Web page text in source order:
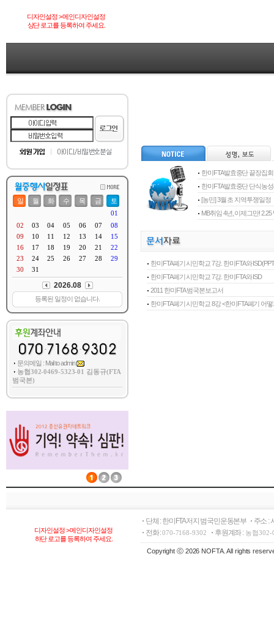
디자인설정 > 메인디자인설정
상단 로고를 등록하여 주세요.
문의메일 : Mail to admin
농협302-0469-5323-01 김동규(FTA
범국본)
한미FTA발효중단 끝장집회
한미FTA발효중단 단식농
[농민] 3월 초 지역투쟁일정
MB취임 4년, 이제그만!
한미FTA폐기 시민학교 7강. 한미FTA와
한미FTA폐기 시민학교 7강. 한미FTA와 ISD
2011 한미FTA 범국본보고서
한미FTA폐기 시민학교 8강 <한미FTA폐기 어
디자인설정 > 메인디자인설정
하단 로고를 등록하여 주세요.
단체 : 한미FTA저지 범국민운동본부
주소 :
전화 :070-7168-9302 후원계좌 : 농협302-
Copyright ⓒ 2026 NOFTA. All rights